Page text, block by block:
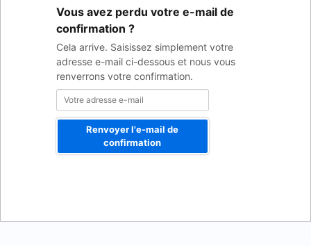
Vous avez perdu votre e-mail de
confirmation ?
Cela arrive. Saisissez simplement votre
adresse e-mail ci-dessous et nous vous
renverrons votre confirmation.
adresse
Renvoyer l'e-mail de
confirmation